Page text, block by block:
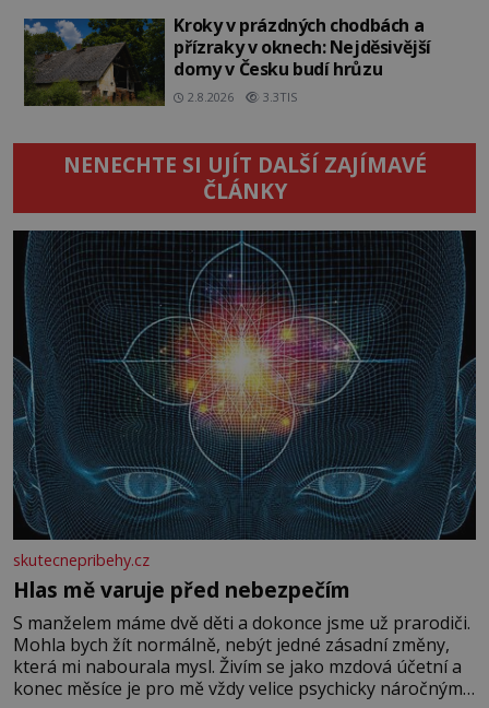
Kroky v prázdných chodbách a
přízraky v oknech: Nejděsivější
domy v Česku budí hrůzu
2.8.2026 3.3TIS
NENECHTE SI UJÍT DALŠÍ ZAJÍMAVÉ
ČLÁNKY
skutecnepribehy.cz
Hlas mě varuje před nebezpečím
S manželem máme dvě děti a dokonce jsme už prarodiči.
Mohla bych žít normálně, nebýt jedné zásadní změny,
která mi nabourala mysl. Živím se jako mzdová účetní a
konec měsíce je pro mě vždy velice psychicky náročným